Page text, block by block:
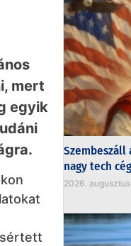
mert
egyik
nagy tech cég
2026. augusztus